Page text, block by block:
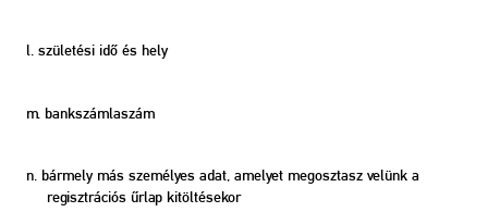
l. születési idő és hely
m. bankszámlaszám
n. bármely más személyes adat, amelyet megosztasz velünk a
regisztrációs űrlap kitöltésekor